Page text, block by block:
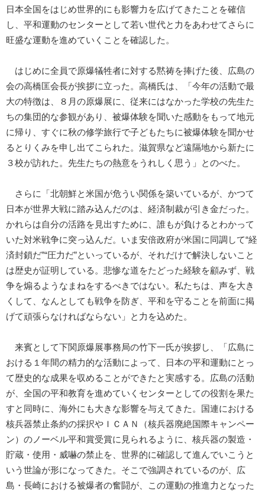
日本全国をはじめ世界的にも影響力を広げてきたことを確信
し、平和運動のセンターとして若い世代と力をあわせてさらに
旺盛な運動を進めていくことを確認した。
はじめに全員で原爆犠牲者に対する黙祷を捧げた後、広島の
会の高橋匡会長が挨拶に立った。高橋氏は、「今年の活動で最
大の特徴は、８月の原爆展に、従来にはなかった学校の先生た
ちの集団的な参観があり、被爆体験を聞いた感動をもって地元
に帰り、すぐに秋の修学旅行で子どもたちに被爆体験を聞かせ
るとりくみを申し出てこられた。滋賀県など遠隔地から新たに
３校が訪れた。先生たちの熱意をうれしく思う」とのべた。
さらに「北朝鮮と米国が危うい関係を築いているが、かつて
日本が世界大戦に踏み込んだのは、経済制裁が引き金だった。
かれらは自分の活路を見出すために、誰もが負けるとわかって
いた対米戦争に突っ込んだ。いま安倍政府が米国に同調して“経
済封鎖だ”“圧力だ”といっているが、それだけで解決しないこと
は歴史が証明している。悲惨な道をたどった経験を顧みず、戦
争を煽るようなまねをするべきではない。私たちは、声を大き
くして、なんとしても戦争を防ぎ、平和を守ることを前面に掲
げて頑張らなければならない」と力を込めた。
来賓として下関原爆展事務局の竹下一氏が挨拶し、「広島に
おける１年間の精力的な活動によって、日本の平和運動にとっ
て歴史的な成果を収めることができたと実感する。広島の活動
が、全国の平和教育を進めていくセンターとしての役割を果た
すと同時に、海外にも大きな影響を与えてきた。国連における
核兵器禁止条約の採択やＩＣＡＮ（核兵器廃絶国際キャンペー
ン）のノーベル平和賞受賞に見られるように、核兵器の製造・
貯蔵・使用・威嚇の禁止を、世界的に確認して進んでいこうと
いう世論が形になってきた。そこで強調されているのが、広
島・長崎における被爆者の奮闘が、この運動の推進力となった